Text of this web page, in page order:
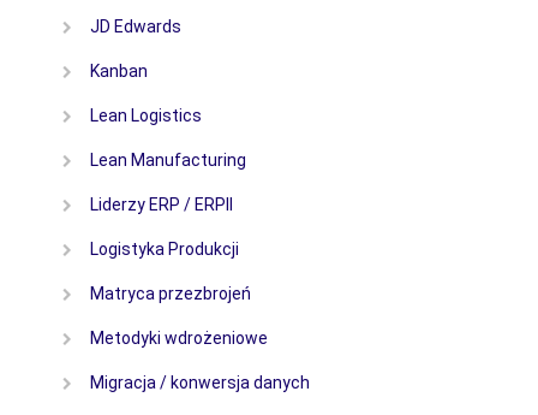
JD Edwards
Kanban
Lean Logistics
Lean Manufacturing
Liderzy ERP / ERPII
Logistyka Produkcji
Matryca przezbrojeń
Metodyki wdrożeniowe
Migracja / konwersja danych